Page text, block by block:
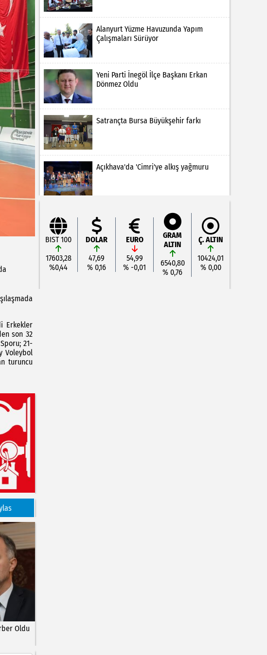
Erkekler
son 32
21-
Voleybol
turuncu
Oldu
Alanyurt Yüzme Havuzunda Yapım
Çalışmaları Sürüyor
Yeni Parti İnegöl İlçe Başkanı Erkan
Dönmez Oldu
Satrançta Bursa Büyükşehir farkı
Açıkhava'da 'Cimri'ye alkış yağmuru
BIST 100
17603,28
%0,44
DOLAR
47,69
% 0,16
EURO
54,99
% -0,01
GRAM
ALTIN
6540,80
% 0,76
Ç. ALTIN
10424,01
% 0,00